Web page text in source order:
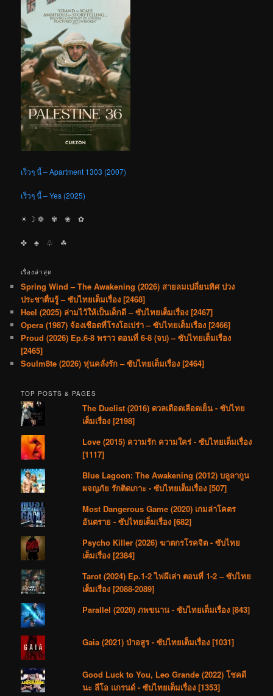
เร็วๆ นี้ – Apartment 1303 (2007)
เร็วๆ นี้ – Yes (2025)
☀︎ ☽ ❁ ✾ ❀ ✿
✤ ♣︎ ♧ ☘︎
เรื่องล่าสุด
Spring Wind – The Awakening (2026) สายลมเปลี่ยนทิศ ปวง
ประชาตื่นรู้ – ซับไทยเต็มเรื่อง [2468]
Heel (2025) ล่ามไว้ให้เป็นเด็กดี – ซับไทยเต็มเรื่อง [2467]
Opera (1987) จ้องเชือดที่โรงโอเปร่า – ซับไทยเต็มเรื่อง [2466]
Proud (2026) Ep.6-8 พราว ตอนที่ 6-8 (จบ) – ซับไทยเต็มเรื่อง
[2465]
Soulm8te (2026) หุ่นคลั่งรัก – ซับไทยเต็มเรื่อง [2464]
TOP POSTS & PAGES
The Duelist (2016) ดวลเดือดเลือดเย็น - ซับไทย
เต็มเรื่อง [2198]
Love (2015) ความรัก ความใคร่ - ซับไทยเต็มเรื่อง
[1117]
Blue Lagoon: The Awakening (2012) บลูลากูน
ผจญภัย รักติดเกาะ - ซับไทยเต็มเรื่อง [507]
Most Dangerous Game (2020) เกมล่าโคตร
อันตราย - ซับไทยเต็มเรื่อง [682]
Psycho Killer (2026) ฆาตกรโรคจิต - ซับไทย
เต็มเรื่อง [2384]
Tarot (2024) Ep.1-2 ไพ่ผีเล่า ตอนที่ 1-2 – ซับไทย
เต็มเรื่อง [2088-2089]
Parallel (2020) ภพขนาน - ซับไทยเต็มเรื่อง [843]
Gaia (2021) ป่าอสูร - ซับไทยเต็มเรื่อง [1031]
Good Luck to You, Leo Grande (2022) โชคดี
นะ ลีโอ แกรนด์ - ซับไทยเต็มเรื่อง [1353]